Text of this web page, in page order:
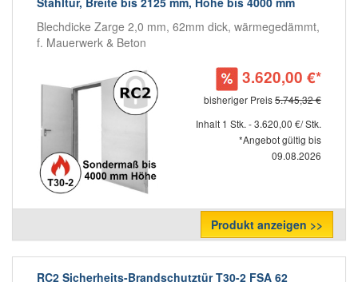
Blechdicke Zarge 2,0 mm, 62mm dick, wärmegedämmt,
f. Mauerwerk & Beton
3.620,00 €*
bisheriger Preis5.745,32 €
Inhalt 1 Stk. - 3.620,00 €/ Stk.
*Angebot gültig bis
09.08.2026
Produkt anzeigen >>
RC2 Sicherheits-Brandschutztür T30-2 FSA 62